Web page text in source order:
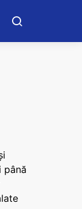
până